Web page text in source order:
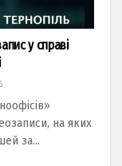
у справі
на яких
за...